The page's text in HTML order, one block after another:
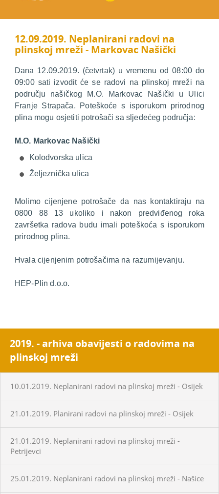
12.09.2019. Neplanirani radovi na
plinskoj mreži - Markovac Našički
Dana 12.09.2019. (četvrtak) u vremenu od 08:00 do
09:00 sati izvodit će se radovi na plinskoj mreži na
području našičkog M.O. Markovac Našički u Ulici
Franje Strapača. Poteškoće s isporukom prirodnog
plina mogu osjetiti potrošači sa sljedećeg područja:
M.O. Markovac Našički
Kolodvorska ulica
Željeznička ulica
Molimo cijenjene potrošače da nas kontaktiraju na
0800 88 13 ukoliko i nakon predviđenog roka
završetka radova budu imali poteškoća s isporukom
prirodnog plina.
Hvala cijenjenim potrošačima na razumijevanju.
HEP-Plin d.o.o.
2019. - arhiva obavijesti o radovima na
plinskoj mreži
10.01.2019. Neplanirani radovi na plinskoj mreži - Osijek
21.01.2019. Planirani radovi na plinskoj mreži - Osijek
21.01.2019. Neplanirani radovi na plinskoj mreži -
Petrijevci
25.01.2019. Neplanirani radovi na plinskoj mreži - Našice